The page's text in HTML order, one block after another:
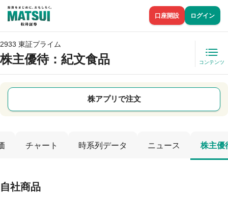
口座開設 ログイン
2933 東証プライム
株主優待：紀文食品 コンテンツ
株アプリで注文
チャート 時系列データ ニュース 株主優
自社商品